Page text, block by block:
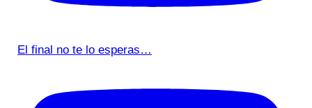
El final no te lo esperas…